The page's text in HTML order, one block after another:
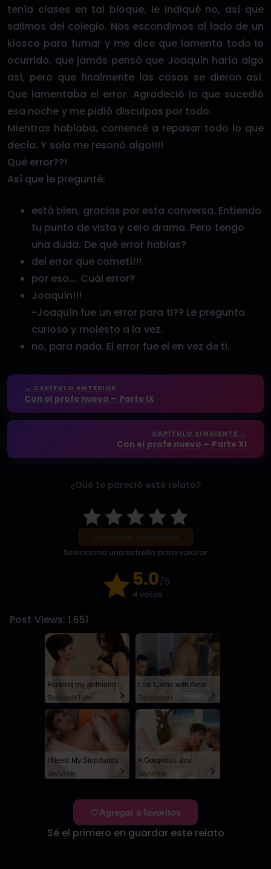
tenía clases en tal bloque, le indiqué no, así que
salimos del colegio. Nos escondimos al lado de un
kiosco para fumar y me dice que lamenta todo lo
ocurrido, que jamás pensó que Joaquín haría algo
así, pero que finalmente las cosas se dieron así.
Que lamentaba el error. Agradeció lo que sucedió
esa noche y me pidió disculpas por todo.
Mientras hablaba, comencé a repasar todo lo que
decía. Y solo me resonó algo!!!!
Qué error??!
Así que le pregunté:
está bien, gracias por esta conversa. Entiendo
tu punto de vista y cero drama. Pero tengo
una duda. De qué error hablas?
del error que cometí!!!
por eso…. Cuál error?
Joaquín!!!
-Joaquín fue un error para ti?? Le pregunto
curioso y molesto a la vez.
no, para nada. El error fue el en vez de ti.
← CAPÍTULO ANTERIOR
Con el profe nuevo – Parte IX
CAPÍTULO SIGUIENTE →
Con el profe nuevo – Parte XI
¿Qué te pareció este relato?
Selecciona una estrella para valorar
5.0/5
4 votos
Post Views: 1.651
Fucking my girlfriend's hot mommy by mistake
RedhandsTube
Live Cams with Amateur Men
Sexchatters
I Need My Stepdaddy
SayUncle
A Gorgeous Boy
SayUncle
Agregar a favoritos
Sé el primero en guardar este relato